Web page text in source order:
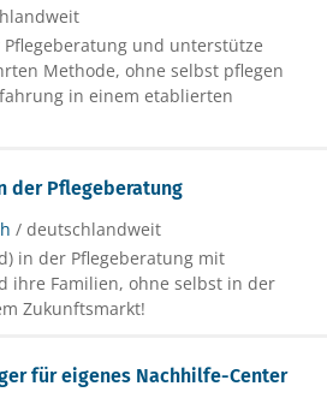
und unterstütze
Methode, ohne selbst pflegen
in einem etablierten
der Pflegeberatung
/ deutschlandweit
in der Pflegeberatung mit
ihre Familien, ohne selbst in der
Zukunftsmarkt!
für eigenes Nachhilfe-Center